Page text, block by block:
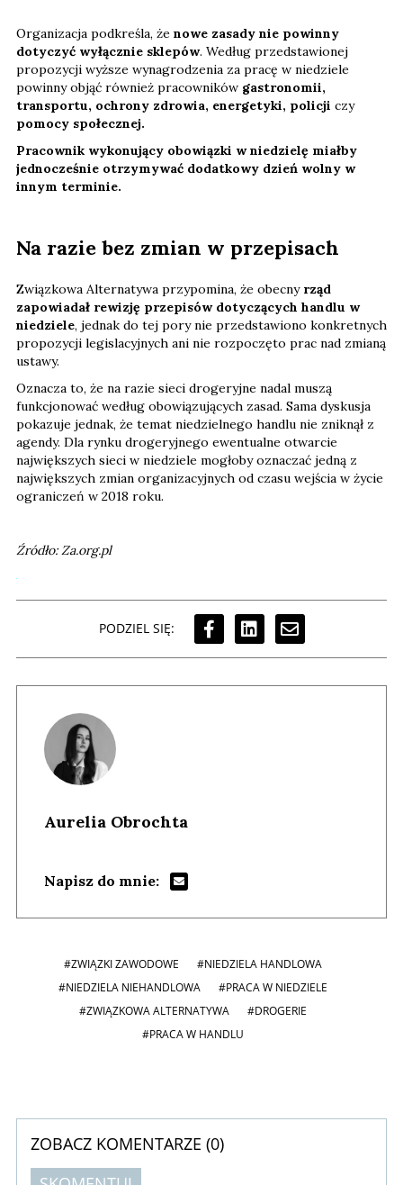
Organizacja podkreśla, że nowe zasady nie powinny
dotyczyć wyłącznie sklepów. Według przedstawionej
propozycji wyższe wynagrodzenia za pracę w niedziele
powinny objąć również pracowników gastronomii,
transportu, ochrony zdrowia, energetyki, policji czy
pomocy społecznej.
Pracownik wykonujący obowiązki w niedzielę miałby
jednocześnie otrzymywać dodatkowy dzień wolny w
innym terminie.
Na razie bez zmian w przepisach
Związkowa Alternatywa przypomina, że obecny rząd
zapowiadał rewizję przepisów dotyczących handlu w
niedziele, jednak do tej pory nie przedstawiono konkretnych
propozycji legislacyjnych ani nie rozpoczęto prac nad zmianą
ustawy.
Oznacza to, że na razie sieci drogeryjne nadal muszą
funkcjonować według obowiązujących zasad. Sama dyskusja
pokazuje jednak, że temat niedzielnego handlu nie zniknął z
agendy. Dla rynku drogeryjnego ewentualne otwarcie
największych sieci w niedziele mogłoby oznaczać jedną z
największych zmian organizacyjnych od czasu wejścia w życie
ograniczeń w 2018 roku.
Źródło: Za.org.pl
PODZIEL SIĘ:
Aurelia Obrochta
Napisz do mnie:
#ZWIĄZKI ZAWODOWE
#NIEDZIELA HANDLOWA
#NIEDZIELA NIEHANDLOWA
#PRACA W NIEDZIELE
#ZWIĄZKOWA ALTERNATYWA
#DROGERIE
#PRACA W HANDLU
ZOBACZ KOMENTARZE (0)